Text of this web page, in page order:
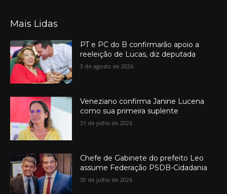
Mais Lidas
PT e PC do B confirmarão apoio a
reeleição de Lucas, diz deputada
3 de agosto de 2026
Veneziano confirma Janine Lucena
como sua primeira suplente
31 de julho de 2026
Chefe de Gabinete do prefeito Leo
assume Federação PSDB-Cidadania
30 de julho de 2026